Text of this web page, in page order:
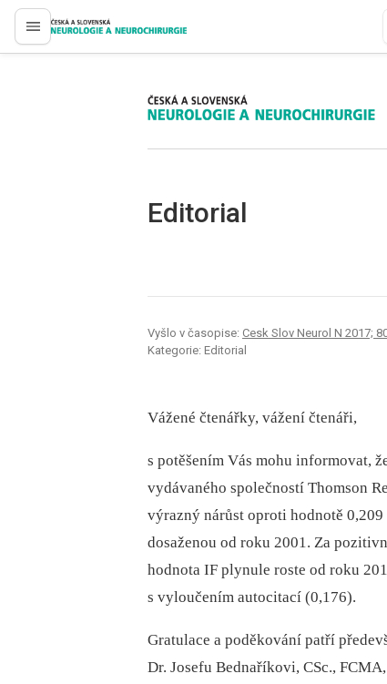
proLékaře.cz
proLékaře.cz
Editorial
Vyšlo v časopise: Cesk Slov Neurol N 2017;
Kategorie: Editorial
Vážené čtenářky, vážení čtenáři,
s potěšením Vás mohu informovat,
vydávaného společností Thomson
výrazný nárůst oproti hodnotě
dosaženou od roku 2001. Za
hodnota IF plynule roste od roku
s vyloučením autocitací (0,176).
Gratulace a poděkování patří
Dr. Josefu Bednaříkovi, CSc.,